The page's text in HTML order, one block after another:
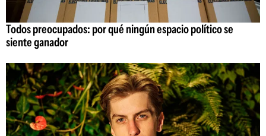
Todos preocupados: por qué ningún espacio político se
siente ganador